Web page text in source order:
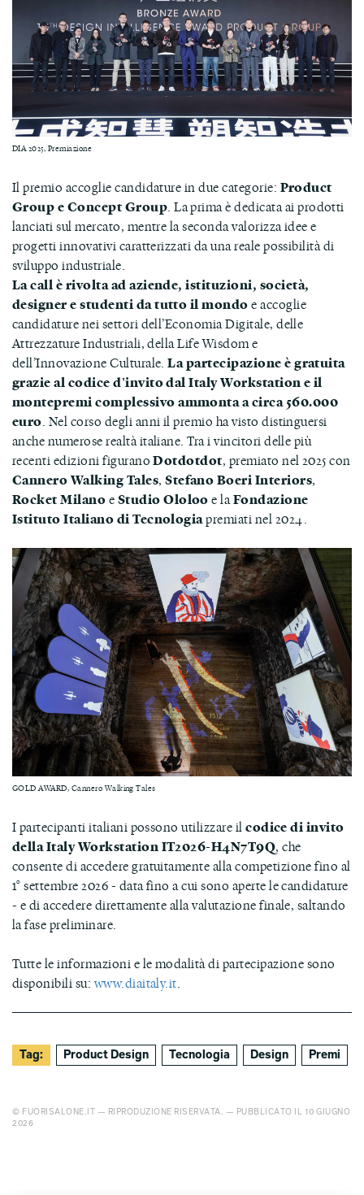
DIA 2025, Premiazione
Il premio accoglie candidature in due categorie: Product
Group e Concept Group. La prima è dedicata ai prodotti
lanciati sul mercato, mentre la seconda valorizza idee e
progetti innovativi caratterizzati da una reale possibilità di
sviluppo industriale.
La call è rivolta ad aziende, istituzioni, società,
designer e studenti da tutto il mondoe accoglie
candidature nei settori dell’Economia Digitale, delle
Attrezzature Industriali, della Life Wisdom e
dell’Innovazione Culturale.La partecipazione è gratuita
grazie al codice d'invito dal Italy Workstation e il
montepremi complessivo ammonta a circa 560.000
euro. Nel corso degli anni il premio ha visto distinguersi
anche numerose realtà italiane. Tra i vincitori delle più
recenti edizioni figuranoDotdotdot, premiato nel 2025 con
Cannero Walking Tales,Stefano Boeri Interiors,
Rocket MilanoeStudio Ololooe laFondazione
Istituto Italiano di Tecnologiapremiati nel 2024.
GOLD AWARD, Cannero Walking Tales
I partecipanti italiani possono utilizzare ilcodice di invito
della Italy Workstation IT2026-H4N7T9Q, che
consente di accedere gratuitamente alla competizione fino al
1° settembre 2026 - data fino a cui sono aperte le candidature
- e di accedere direttamente alla valutazione finale, saltando
la fase preliminare.
Tutte le informazioni e le modalità di partecipazione sono
disponibili su:www.diaitaly.it.
Tag: Product Design Tecnologia Design Premi
© FUORISALONE.IT — RIPRODUZIONE RISERVATA. — PUBBLICATO IL 10 GIUGNO
2026